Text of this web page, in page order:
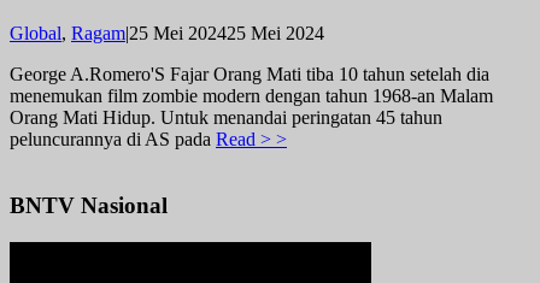
Global, Ragam25 Mei 202425 Mei 2024oleh
George A.Romero'S Fajar Orang Mati tiba 10 tahun setelah dia
menemukan film zombie modern dengan tahun 1968-an Malam
Orang Mati Hidup. Untuk menandai peringatan 45 tahun
peluncurannya di AS pada Read > >
BNTV Nasional